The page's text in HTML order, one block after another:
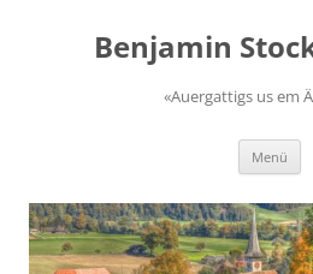
springenBenjamin
«Auergattigs us em
Menü